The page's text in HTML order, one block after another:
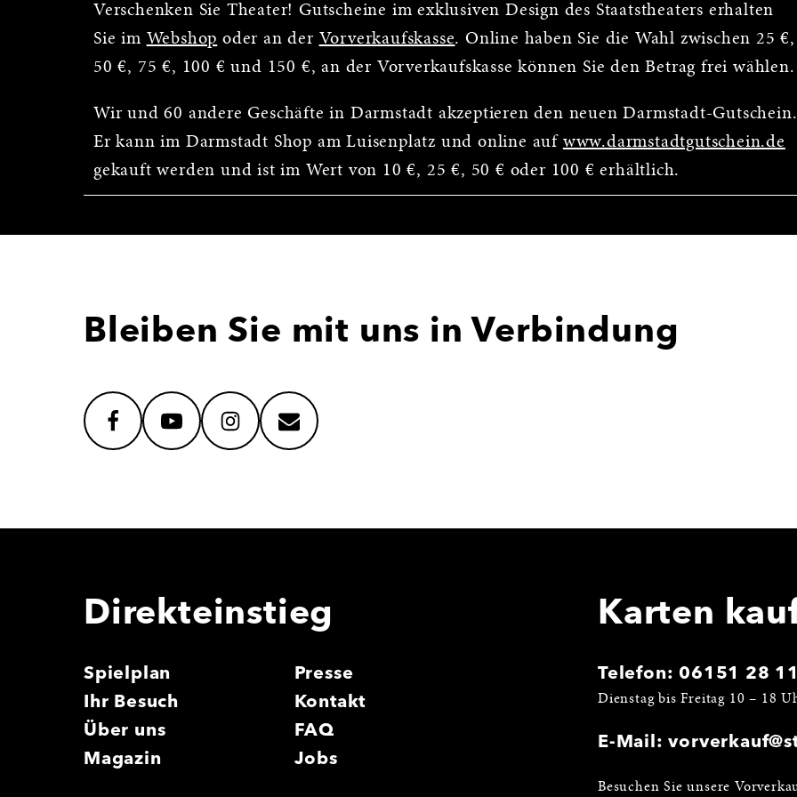
Verschenken Sie Theater! Gutscheine im exklusiven Design des Staatstheaters erhalten
Sie im Webshop oder an der Vorverkaufskasse. Online haben Sie die Wahl zwischen 25 €,
50 €, 75 €, 100 € und 150 €, an der Vorverkaufskasse können Sie den Betrag frei wählen.
Wir und 60 andere Geschäfte in Darmstadt akzeptieren den neuen Darmstadt-Gutschein.
Er kann im Darmstadt Shop am Luisenplatz und online auf www.darmstadtgutschein.de
gekauft werden und ist im Wert von 10 €, 25 €, 50 € oder 100 € erhältlich.
Bleiben Sie mit uns in Verbindung
facebookyoutubeinstagrammail
Direkteinstieg
Spielplan
Ihr Besuch
Über uns
Magazin
Presse
Kontakt
FAQ
Jobs
Karten
Telefon: 06151 28
Dienstag bis Freitag 10 – 18
E-Mail:
Besuchen Sie unsere